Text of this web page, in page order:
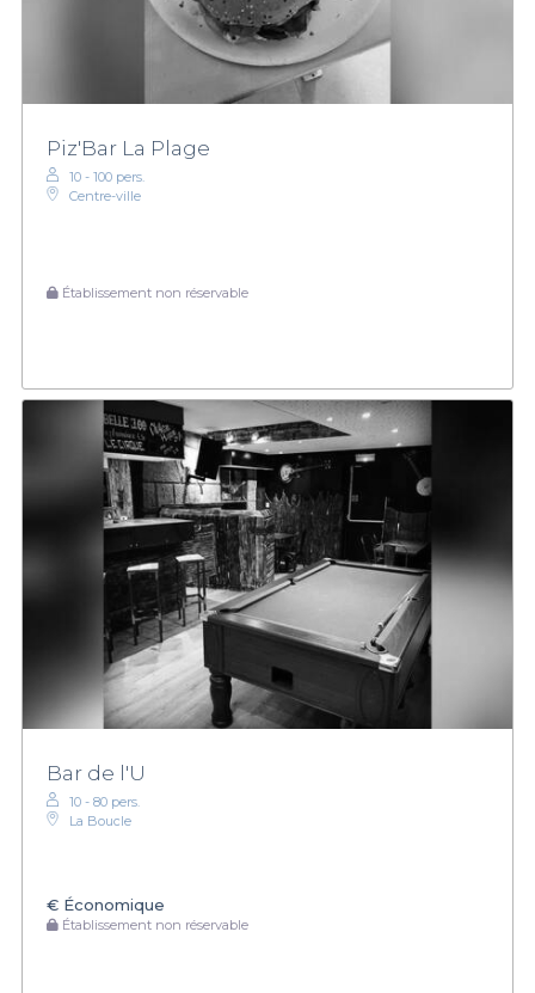
Piz'Bar La Plage
10 - 100 pers.
Centre-ville
Établissement non réservable
Bar de l'U
10 - 80 pers.
La Boucle
€ Économique
Établissement non réservable